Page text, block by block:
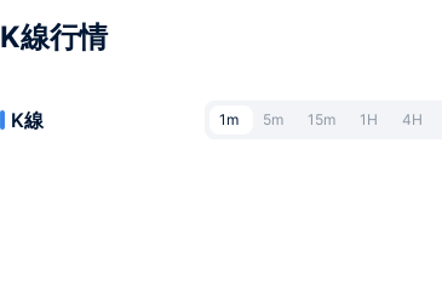
K線行情
K線 1m 5m 15m 1H 4H